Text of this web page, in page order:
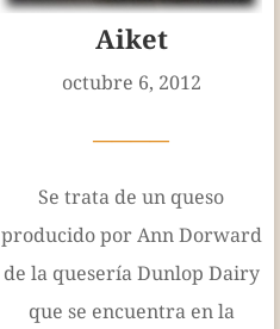
Aiket
octubre 6, 2012
————
Se trata de un queso
producido por Ann Dorward
de la quesería Dunlop Dairy
que se encuentra en la